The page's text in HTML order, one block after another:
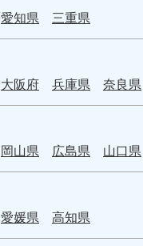
愛知県 三重県
大阪府 兵庫県 奈良県
岡山県 広島県 山口県
愛媛県 高知県